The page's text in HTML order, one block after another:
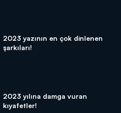
2023 yazının en çok dinlenen
şarkıları!
2023 yılına damga vuran
kıyafetler!